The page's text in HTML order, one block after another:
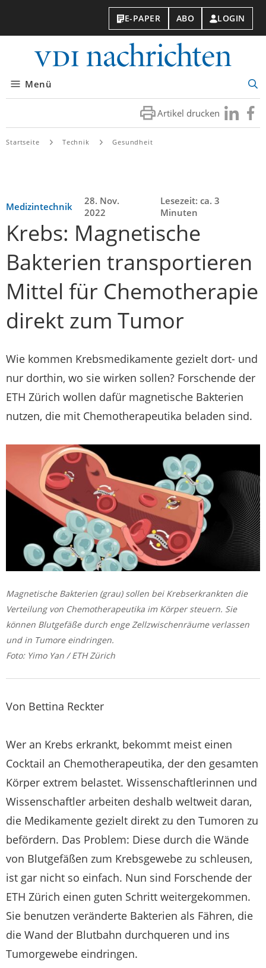
E-PAPER ABO LOGIN
Menü
Artikel drucken Besuchen
Sie
Sie
Startseite Technik Gesundheit
Medizintechnik
28. Nov.
2022
Lesezeit: ca. 3
Minuten
Krebs: Magnetische
Bakterien transportieren
Mittel für Chemotherapie
direkt zum Tumor
Wie kommen Krebsmedikamente gezielt dort- und
nur dorthin, wo sie wirken sollen? Forschende der
ETH Zürich wollen dafür magnetische Bakterien
nutzen, die mit Chemotherapeutika beladen sind.
Magnetische Bakterien (grau) sollen bei Krebserkrankten die
Verteilung von Chemotherapeutika im Körper steuern. Sie
können Blutgefäße durch enge Zellzwischenräume verlassen
und in Tumore eindringen.
Foto: Yimo Yan / ETH Zürich
Von Bettina Reckter
Wer an Krebs erkrankt, bekommt meist einen
Cocktail an Chemotherapeutika, der den gesamten
Körper extrem belastet. Wissenschaftlerinnen und
Wissenschaftler arbeiten deshalb weltweit daran,
die Medikamente gezielt direkt zu den Tumoren zu
befördern. Das Problem: Diese durch die Wände
von Blutgefäßen zum Krebsgewebe zu schleusen,
ist gar nicht so einfach. Nun sind Forschende der
ETH Zürich einen guten Schritt weitergekommen.
Sie benutzen veränderte Bakterien als Fähren, die
die Wand der Blutbahn durchqueren und ins
Tumorgewebe eindringen.